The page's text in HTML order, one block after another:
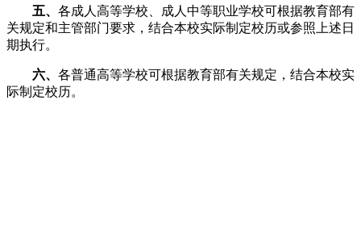
五、 各成人高等学校、成人中等职业学校可根据教育部有
关规定和主管部门要求，结合本校实际制定校历或参照上述日
期执行。
六、 各普通高等学校可根据教育部有关规定，结合本校实
际制定校历。